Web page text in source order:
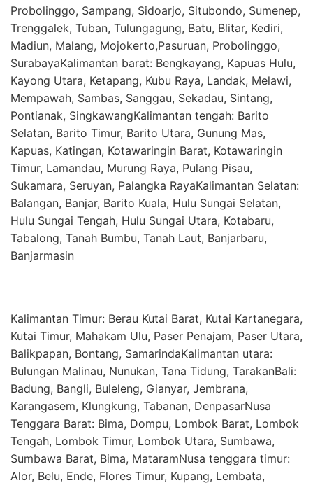
Probolinggo, Sampang, Sidoarjo, Situbondo, Sumenep,
Trenggalek, Tuban, Tulungagung, Batu, Blitar, Kediri,
Madiun, Malang, Mojokerto,Pasuruan, Probolinggo,
SurabayaKalimantan barat: Bengkayang, Kapuas Hulu,
Kayong Utara, Ketapang, Kubu Raya, Landak, Melawi,
Mempawah, Sambas, Sanggau, Sekadau, Sintang,
Pontianak, SingkawangKalimantan tengah: Barito
Selatan, Barito Timur, Barito Utara, Gunung Mas,
Kapuas, Katingan, Kotawaringin Barat, Kotawaringin
Timur, Lamandau, Murung Raya, Pulang Pisau,
Sukamara, Seruyan, Palangka RayaKalimantan Selatan:
Balangan, Banjar, Barito Kuala, Hulu Sungai Selatan,
Hulu Sungai Tengah, Hulu Sungai Utara, Kotabaru,
Tabalong, Tanah Bumbu, Tanah Laut, Banjarbaru,
Banjarmasin
Kalimantan Timur: Berau Kutai Barat, Kutai Kartanegara,
Kutai Timur, Mahakam Ulu, Paser Penajam, Paser Utara,
Balikpapan, Bontang, SamarindaKalimantan utara:
Bulungan Malinau, Nunukan, Tana Tidung, TarakanBali:
Badung, Bangli, Buleleng, Gianyar, Jembrana,
Karangasem, Klungkung, Tabanan, DenpasarNusa
Tenggara Barat: Bima, Dompu, Lombok Barat, Lombok
Tengah, Lombok Timur, Lombok Utara, Sumbawa,
Sumbawa Barat, Bima, MataramNusa tenggara timur:
Alor, Belu, Ende, Flores Timur, Kupang, Lembata,